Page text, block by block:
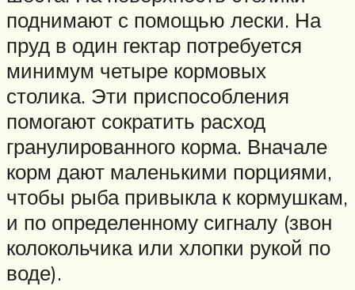
поднимают с помощью лески. На
пруд в один гектар потребуется
минимум четыре кормовых
столика. Эти приспособления
помогают сократить расход
гранулированного корма. Вначале
корм дают маленькими порциями,
чтобы рыба привыкла к кормушкам,
и по определенному сигналу (звон
колокольчика или хлопки рукой по
воде).